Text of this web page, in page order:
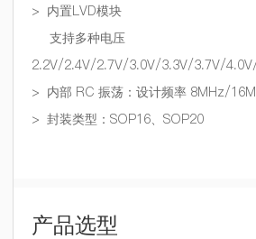
> 内置LVD模块
支持多种电压
2.2V/2.4V/2.7V/3.0V/3.3V/3.7V/
> 内部 RC 振荡：设计频率 8MHz/
> 封装类型：SOP16、SOP20
产品选型